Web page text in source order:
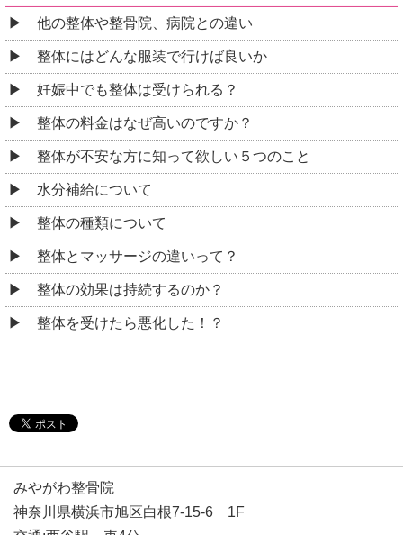
他の整体や整骨院、病院との違い
整体にはどんな服装で行けば良いか
妊娠中でも整体は受けられる？
整体の料金はなぜ高いのですか？
整体が不安な方に知って欲しい５つのこと
水分補給について
整体の種類について
整体とマッサージの違いって？
整体の効果は持続するのか？
整体を受けたら悪化した！？
みやがわ整骨院
神奈川県横浜市旭区白根7-15-6 1F